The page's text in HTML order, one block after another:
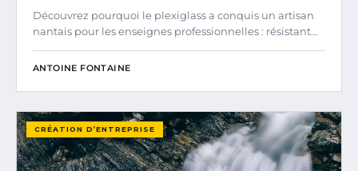
Découvrez pourquoi le plexiglass a conquis un artisan
nantais pour les enseignes professionnelles : résistant…
ANTOINE FONTAINE
CRÉATION D’ENTREPRISE